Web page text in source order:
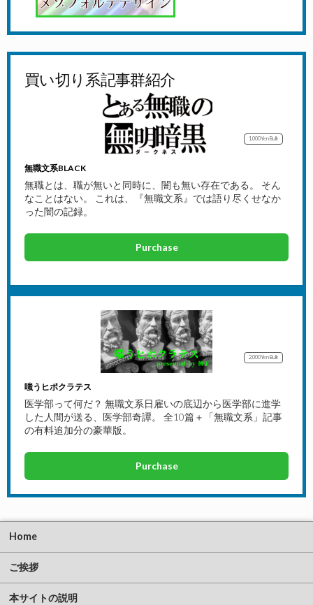
買い切り系記事群紹介
1,000YenBulk
無職文系BLACK
無職とは、職が無いと同時に、闇も無い存在である。 そん
なことはない。 これは、『無職文系』では語り尽くせなか
った闇の記録。
Purchase
2,000YenBulk
嗤うヒポクラテス
医学部って何だ？ 無職文系日雇いの底辺から医学部に進学
した人間が送る、医学部奇譚。 全10篇＋「無職文系」記事
の有料追加分の豪華版。
Purchase
Home
ご挨拶
本サイトの説明